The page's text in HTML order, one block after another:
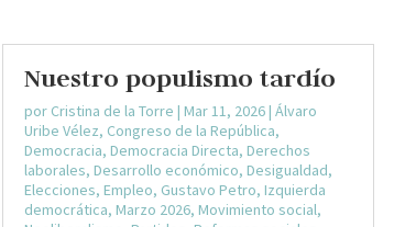
Nuestro populismo tardío
por Cristina de la Torre | Mar 11, 2026| Álvaro
Uribe Vélez, Congreso de la República,
Democracia, Democracia Directa, Derechos
laborales, Desarrollo económico, Desigualdad,
Elecciones, Empleo, Gustavo Petro, Izquierda
democrática, Marzo 2026, Movimiento social,